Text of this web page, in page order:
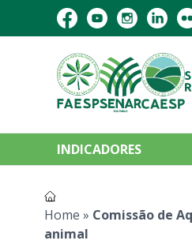
INDICADORES
Home » Comissão de
animal